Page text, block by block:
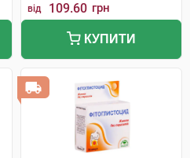
від 109.60 грн
КУПИТИ